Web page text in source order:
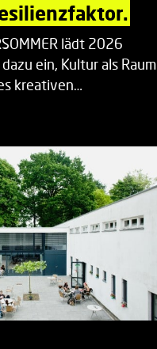
lädt 2026
ein, Kultur als Raum
kreativen…